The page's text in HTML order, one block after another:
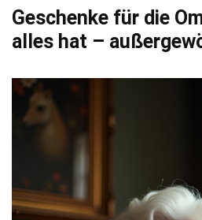
Geschenke für die
alles hat –